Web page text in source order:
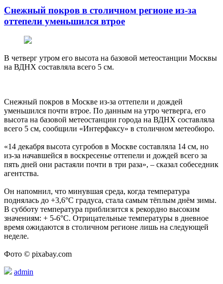
Снежный покров в столичном регионе из‑за
оттепели уменьшился втрое
В четверг утром его высота на базовой метеостанции Москвы
на ВДНХ составляла всего 5 см.
Снежный покров в Москве из-за оттепели и дождей
уменьшился почти втрое. По данным на утро четверга, его
высота на базовой метеостанции города на ВДНХ составляла
всего 5 см, сообщили «Интерфаксу» в столичном метеобюро.
«14 декабря высота сугробов в Москве составляла 14 см, но
из-за начавшейся в воскресенье оттепели и дождей всего за
пять дней они растаяли почти в три раза», – сказал собеседник
агентства.
Он напомнил, что минувшая среда, когда температура
поднялась до +3,6°C градуса, стала самым тёплым днём зимы.
В субботу температура приблизится к рекордно высоким
значениям: + 5-6°C. Отрицательные температуры в дневное
время ожидаются в столичном регионе лишь на следующей
неделе.
Фото © pixabay.com
admin